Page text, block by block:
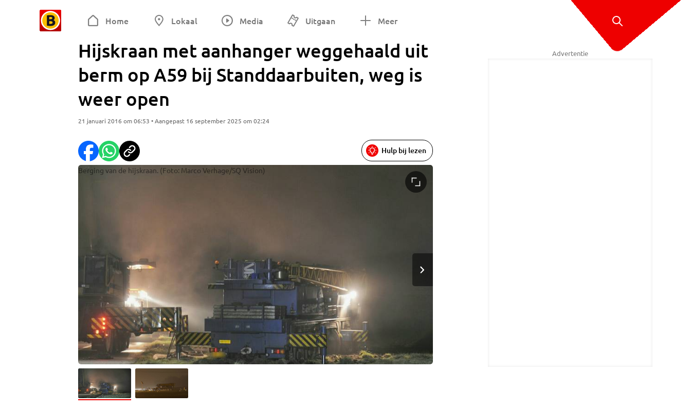
Home Lokaal Media Uitgaan Meer
Hijskraan met aanhanger weggehaald uit
berm op A59 bij Standdaarbuiten, weg is
weer open
21 januari 2016 om 06:53 • Aangepast 16 september 2025 om 02:24
Berging van de hijskraan. (Foto: Marco Verhage/SQ Vision)
Hulp bij lezen
Advertentie